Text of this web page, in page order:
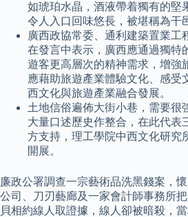
如琥珀水晶，酒液帶着獨有的堅
令人入口回味悠長，被堪稱為干
廣西政協常委、通利建築置業工
在發言中表示，廣西應通過獨特
遊客更高層次的精神需求，增強
應藉助旅遊產業體驗文化、感受
西文化與旅遊產業融合發展。
土地信俗遍佈大街小巷，需要很
大量口述歷史作整合，在此代表
方支持，理工學院中西文化研究
開展。
廉政公署調查一宗藝術品洗黑錢案，
公司、刀刃藝廊及一家會計師事務所
貝相約線人取證據，線人卻被暗殺，